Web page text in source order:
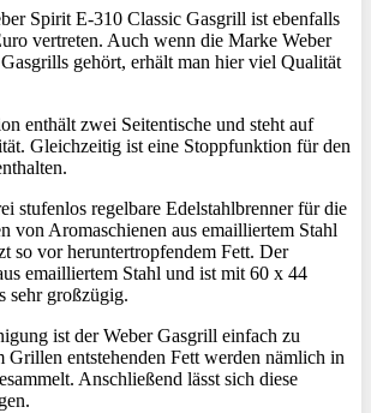
Spirit E-310 Classic Gasgrill ist ebenfalls
vertreten. Auch wenn die Marke Weber
gehört, erhält man hier viel Qualität
enthält zwei Seitentische und steht auf
Gleichzeitig ist eine Stoppfunktion für den
stufenlos regelbare Edelstahlbrenner für die
von Aromaschienen aus emailliertem Stahl
so vor heruntertropfendem Fett. Der
emailliertem Stahl und ist mit 60 x 44
sehr großzügig.
ist der Weber Gasgrill einfach zu
Grillen entstehenden Fett werden nämlich in
Anschließend lässt sich diese